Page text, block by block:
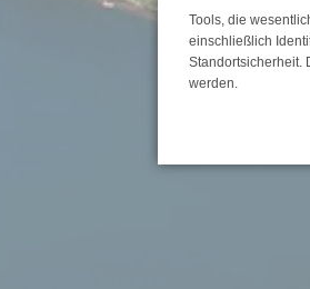
Tools, die
einschließlich
Standortsicherheit.
werden.